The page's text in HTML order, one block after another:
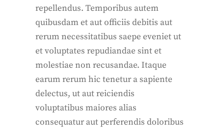
repellendus. Temporibus autem
quibusdam et aut officiis debitis aut
rerum necessitatibus saepe eveniet ut
et voluptates repudiandae sint et
molestiae non recusandae. Itaque
earum rerum hic tenetur a sapiente
delectus, ut aut reiciendis
voluptatibus maiores alias
consequatur aut perferendis doloribus